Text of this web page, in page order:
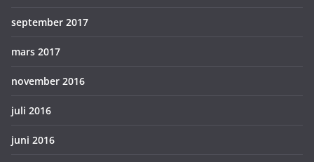
september 2017
mars 2017
november 2016
juli 2016
juni 2016